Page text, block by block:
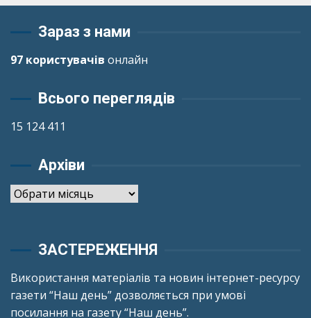
Зараз з нами
97 користувачів онлайн
Всього переглядів
15 124 411
Архіви
Архіви
ЗАСТЕРЕЖЕННЯ
Використання матеріалів та новин інтернет-ресурсу
газети “Наш день” дозволяється при умові
посилання на газету “Наш день”.